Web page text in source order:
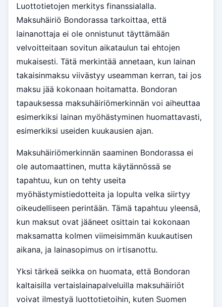
Luottotietojen merkitys finanssialalla.
Maksuhäiriö Bondorassa tarkoittaa, että
lainanottaja ei ole onnistunut täyttämään
velvoitteitaan sovitun aikataulun tai ehtojen
mukaisesti. Tätä merkintää annetaan, kun lainan
takaisinmaksu viivästyy useamman kerran, tai jos
maksu jää kokonaan hoitamatta. Bondoran
tapauksessa maksuhäiriömerkinnän voi aiheuttaa
esimerkiksi lainan myöhästyminen huomattavasti,
esimerkiksi useiden kuukausien ajan.
Maksuhäiriömerkinnän saaminen Bondorassa ei
ole automaattinen, mutta käytännössä se
tapahtuu, kun on tehty useita
myöhästymistiedotteita ja lopulta velka siirtyy
oikeudelliseen perintään. Tämä tapahtuu yleensä,
kun maksut ovat jääneet osittain tai kokonaan
maksamatta kolmen viimeisimmän kuukautisen
aikana, ja lainasopimus on irtisanottu.
Yksi tärkeä seikka on huomata, että Bondoran
kaltaisilla vertaislainapalveluilla maksuhäiriöt
voivat ilmestyä luottotietoihin, kuten Suomen